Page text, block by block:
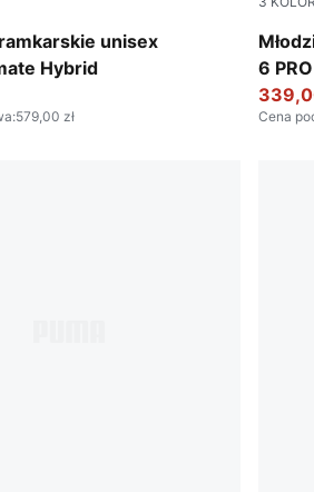
unisex
Hybrid
Pink-Lime Squeeze
:579,00 zł
6
Cena